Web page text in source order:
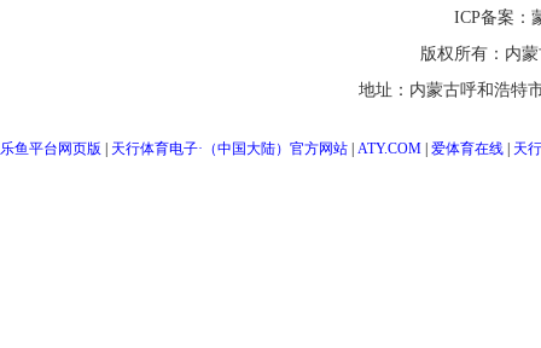
ICP备案：
版权所有：内
地址：内蒙古呼和浩特
乐鱼平台网页版 天行体育电子·（中国大陆）官方网站 ATY.COM 爱体育在线 天